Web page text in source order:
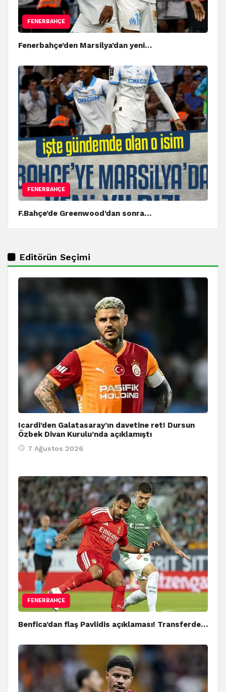
FENERBAHÇE
Fenerbahçe’den Marsilya’dan yeni…
FENERBAHÇE
F.Bahçe’de Greenwood’dan sonra…
Editörün Seçimi
Icardi’den Galatasaray’ın davetine ret! Dursun
Özbek Divan Kurulu’nda açıklamıştı
7 Ağustos 2026
FENERBAHÇE
Benfica’dan flaş Pavlidis açıklaması! Transferde…